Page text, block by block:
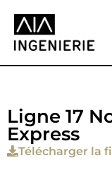
Ligne 17
Express
Télécharger la